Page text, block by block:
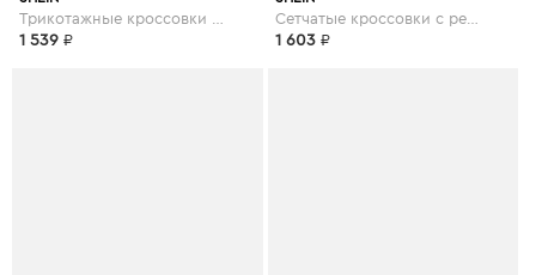
1 539 ₽
Сетчатые кроссовки с ремешком на липучке
1 603 ₽